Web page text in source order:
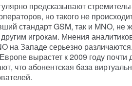
предсказывают
но такого не
стандарт GSM, так и MNO,
игрокам. Мнения
на Западе серьезно
вырастет к 2009 году
что абонентская база